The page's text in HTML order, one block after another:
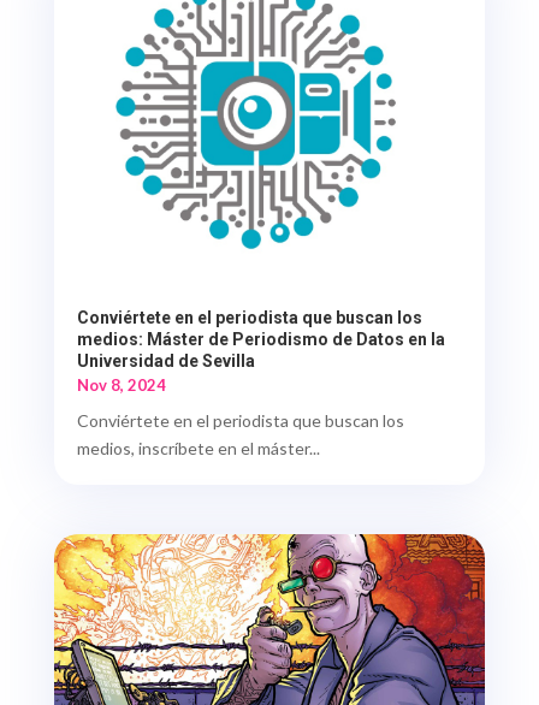
Conviértete en el periodista que buscan los
medios: Máster de Periodismo de Datos en la
Universidad de Sevilla
Nov 8, 2024
Conviértete en el periodista que buscan los
medios, inscríbete en el máster...